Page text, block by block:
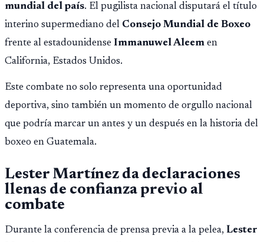
mundial del país. El pugilista nacional disputará el título
interino supermediano del Consejo Mundial de Boxeo
frente al estadounidense Immanuwel Aleem en
California, Estados Unidos.
Este combate no solo representa una oportunidad
deportiva, sino también un momento de orgullo nacional
que podría marcar un antes y un después en la historia del
boxeo en Guatemala.
Lester Martínez da declaraciones
llenas de confianza previo al
combate
Durante la conferencia de prensa previa a la pelea, Lester